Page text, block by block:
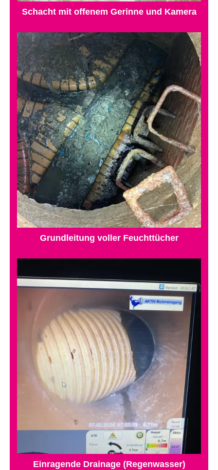
Schacht mit offenem Gerinne und Kamera
Grundleitung voller Feuchttücher
Einragende Drainage (Regenwasser)